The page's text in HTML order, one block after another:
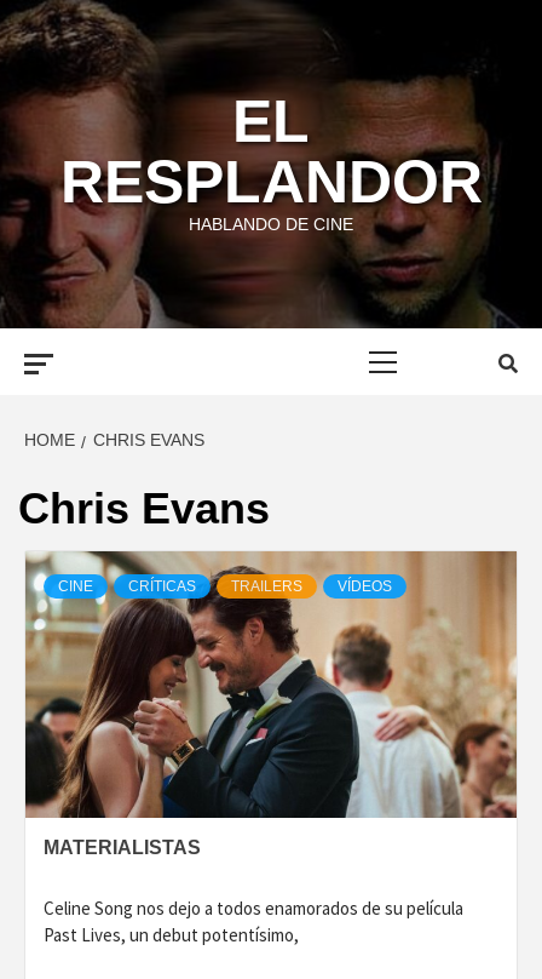
Skip
to
EL
RESPLANDOR
HABLANDO DE CINE
HOME CHRIS EVANS
Chris Evans
CINE CRÍTICAS TRAILERS VÍDEOS
MATERIALISTAS
Celine Song nos dejo a todos enamorados de su película
Past Lives, un debut potentísimo,